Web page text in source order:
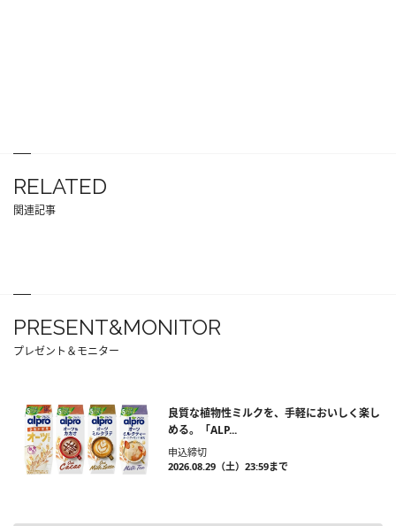
RELATED
関連記事
PRESENT&MONITOR
プレゼント＆モニター
良質な植物性ミルクを、手軽においしく楽し
める。「ALP...
申込締切
2026.08.29（土）23:59まで